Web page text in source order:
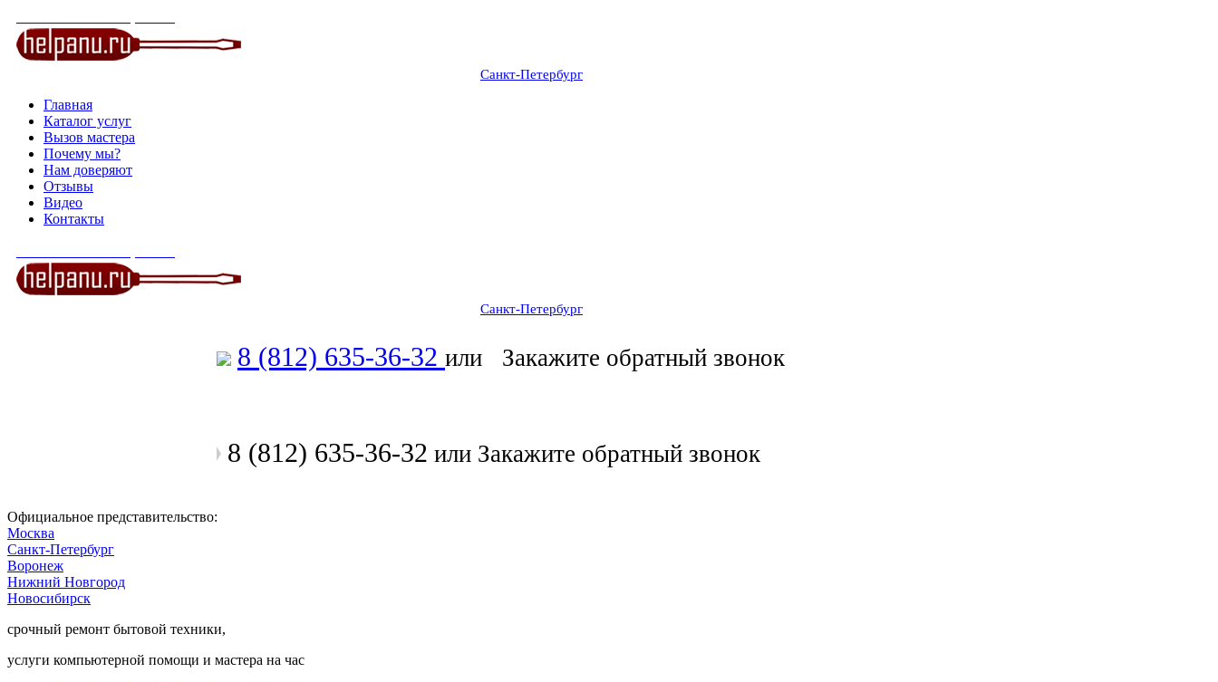
Санкт-Петербург
Главная
Каталог услуг
Вызов мастера
Почему мы?
Нам доверяют
Отзывы
Видео
Контакты
Санкт-Петербург
8 (812) 635-36-32 или Закажите обратный звонок
8 (812) 635-36-32 или Закажите обратный звонок
Официальное представительство:
Москва
Санкт-Петербург
Воронеж
Нижний Новгород
Новосибирск
срочный ремонт бытовой техники,
услуги компьютерной помощи и мастера на час